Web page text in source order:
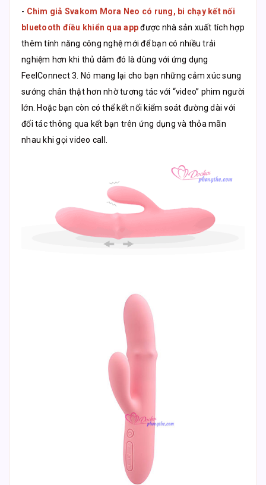
- Chim giả Svakom Mora Neo có rung, bi chạy kết nối
bluetooth điều khiển qua appđược nhà sản xuất tích hợp
thêm tính năng công nghệ mới để bạn có nhiều trải
nghiệm hơn khi thủ dâm đó là dùng với ứng dụng
FeelConnect 3. Nó mang lại cho bạn những cảm xúc sung
sướng chân thật hơn nhờ tương tác với “video” phim người
lớn. Hoặc bạn còn có thể kết nối kiểm soát đường dài với
đối tác thông qua kết bạn trên ứng dụng và thỏa mãn
nhau khi gọi video call.